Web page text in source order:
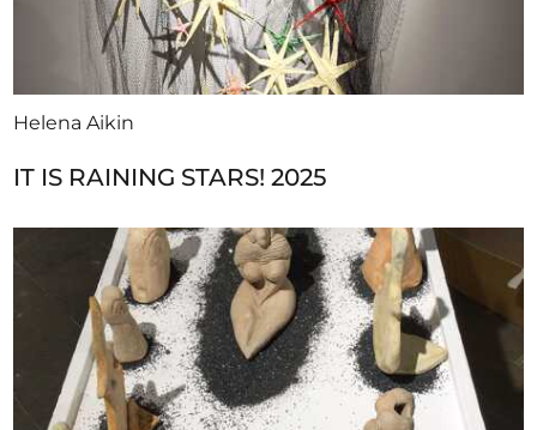
Helena Aikin
IT IS RAINING STARS! 2025